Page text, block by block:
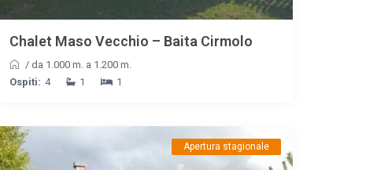
Chalet Maso Vecchio – Baita Cirmolo
/ da 1.000 m. a 1.200 m.
Ospiti: 4 1 1
Apertura stagionale